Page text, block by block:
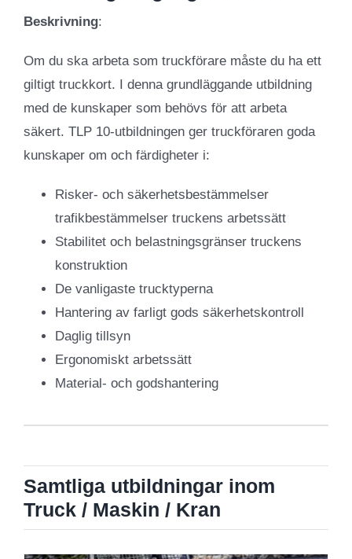
Beskrivning:
Om du ska arbeta som truckförare måste du ha ett
giltigt truckkort. I denna grundläggande utbildning
med de kunskaper som behövs för att arbeta
säkert. TLP 10-utbildningen ger truckföraren goda
kunskaper om och färdigheter i:
Risker- och säkerhetsbestämmelser
trafikbestämmelser truckens arbetssätt
Stabilitet och belastningsgränser truckens
konstruktion
De vanligaste trucktyperna
Hantering av farligt gods säkerhetskontroll
Daglig tillsyn
Ergonomiskt arbetssätt
Material- och godshantering
Samtliga utbildningar inom
Truck / Maskin / Kran